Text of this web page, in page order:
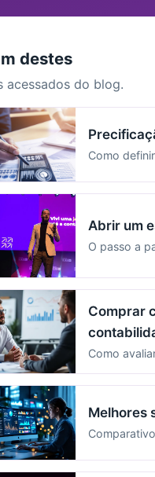
destes
acessados do blog.
Como
Abrir um
O passo a
Comprar
Como
Melhores